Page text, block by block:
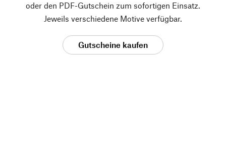
oder den PDF-Gutschein zum sofortigen Einsatz.
Jeweils verschiedene Motive verfügbar.
Gutscheine kaufen